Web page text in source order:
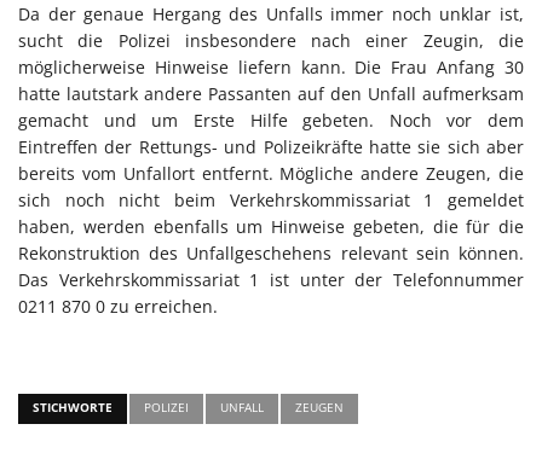
Da der genaue Hergang des Unfalls immer noch unklar ist,
sucht die Polizei insbesondere nach einer Zeugin, die
möglicherweise Hinweise liefern kann. Die Frau Anfang 30
hatte lautstark andere Passanten auf den Unfall aufmerksam
gemacht und um Erste Hilfe gebeten. Noch vor dem
Eintreffen der Rettungs- und Polizeikräfte hatte sie sich aber
bereits vom Unfallort entfernt. Mögliche andere Zeugen, die
sich noch nicht beim Verkehrskommissariat 1 gemeldet
haben, werden ebenfalls um Hinweise gebeten, die für die
Rekonstruktion des Unfallgeschehens relevant sein können.
Das Verkehrskommissariat 1 ist unter der Telefonnummer
0211 870 0 zu erreichen.
STICHWORTE POLIZEI UNFALL ZEUGEN